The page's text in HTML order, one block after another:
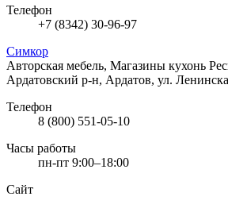
Телефон
+7 (8342) 30-96-97
Симкор
Авторская мебель, Магазины кухонь
Ардатовский р-н, Ардатов, ул.
Телефон
8 (800) 551-05-10
Часы работы
пн-пт 9:00–18:00
Сайт